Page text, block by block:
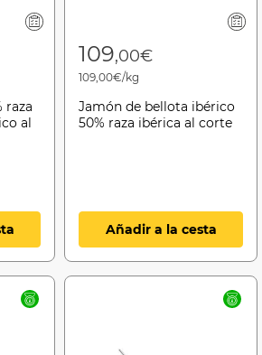
raza
al
109,00€
109,00€/kg
Jamón de bellota ibérico
50% raza ibérica al corte
Añadir a la cesta